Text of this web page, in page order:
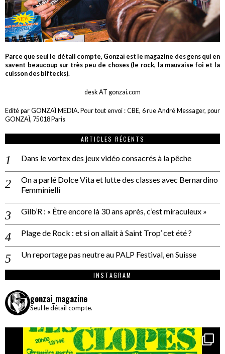
Parce que seul le détail compte, Gonzaï est le magazine des gens qui en
savent beaucoup sur très peu de choses (le rock, la mauvaise foi et la
cuisson des biftecks).
desk AT gonzai.com
Edité par GONZAÏ MEDIA. Pour tout envoi : CBE, 6 rue André Messager, pour
GONZAÏ, 75018 Paris
ARTICLES RÉCENTS
Dans le vortex des jeux vidéo consacrés à la pêche
On a parlé Dolce Vita et lutte des classes avec Bernardino
Femminielli
Gilb’R : « Être encore là 30 ans après, c’est miraculeux »
Plage de Rock : et si on allait à Saint Trop’ cet été ?
Un reportage pas neutre au PALP Festival, en Suisse
INSTAGRAM
gonzai_magazine
Seul le détail compte.